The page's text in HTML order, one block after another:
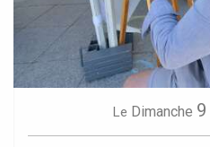
Le Dimanche 9